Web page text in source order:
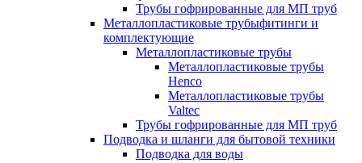
Трубы гофрированные для МП труб
Металлопластиковые трубыфитинги и
комплектующие
Металлопластиковые трубы
Металлопластиковые трубы
Henco
Металлопластиковые трубы
Valtec
Трубы гофрированные для МП труб
Подводка и шланги для бытовой техники
Подводка для воды